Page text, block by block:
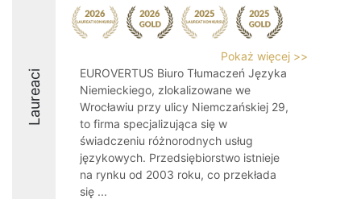
Laureaci
Pokaż więcej >>
EUROVERTUS Biuro Tłumaczeń Języka
Niemieckiego, zlokalizowane we
Wrocławiu przy ulicy Niemczańskiej 29,
to firma specjalizująca się w
świadczeniu różnorodnych usług
językowych. Przedsiębiorstwo istnieje
na rynku od 2003 roku, co przekłada
się ...